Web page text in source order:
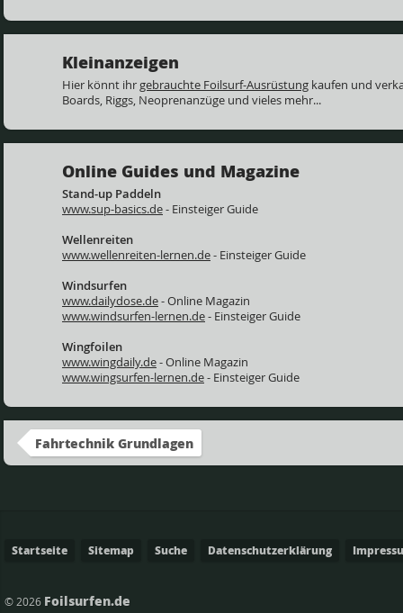
Kleinanzeigen
Hier könnt ihrgebrauchte Foilsurf-Ausrüstung kaufen und
Boards, Riggs, Neoprenanzüge und vieles mehr...
Online Guides und Magazine
Stand-up Paddeln
www.sup-basics.de- Einsteiger Guide
Wellenreiten
www.wellenreiten-lernen.de- Einsteiger Guide
Windsurfen
www.dailydose.de- Online Magazin
www.windsurfen-lernen.de- Einsteiger Guide
Wingfoilen
www.wingdaily.de- Online Magazin
www.wingsurfen-lernen.de- Einsteiger Guide
Fahrtechnik Grundlagen
Startseite Sitemap Suche Datenschutzerklärung
© 2026 Foilsurfen.de